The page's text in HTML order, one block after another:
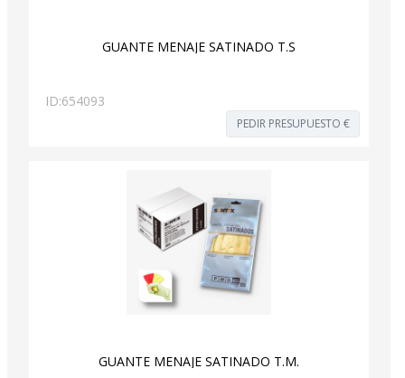
GUANTE MENAJE SATINADO T.S
ID:654093
PEDIR PRESUPUESTO €
GUANTE MENAJE SATINADO T.M.